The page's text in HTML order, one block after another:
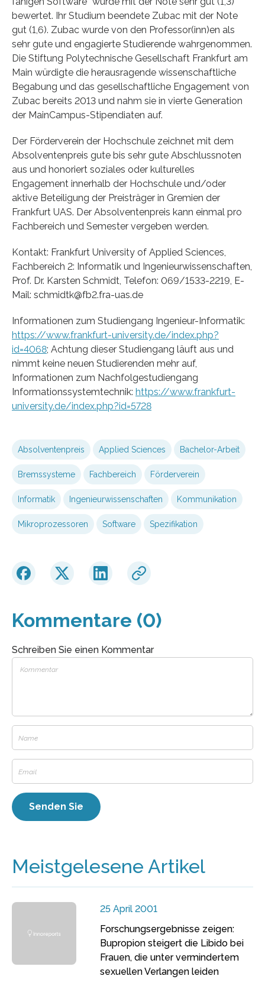
bewertet. Ihr Studium beendete Zubac mit der Note
gut (1,6). Zubac wurde von den Professor(inn)en als
sehr gute und engagierte Studierende wahrgenommen.
Die Stiftung Polytechnische Gesellschaft Frankfurt am
Main würdigte die herausragende wissenschaftliche
Begabung und das gesellschaftliche Engagement von
Zubac bereits 2013 und nahm sie in vierte Generation
der MainCampus-Stipendiaten auf.
Der Förderverein der Hochschule zeichnet mit dem
Absolventenpreis gute bis sehr gute Abschlussnoten
aus und honoriert soziales oder kulturelles
Engagement innerhalb der Hochschule und/oder
aktive Beteiligung der Preisträger in Gremien der
Frankfurt UAS. Der Absolventenpreis kann einmal pro
Fachbereich und Semester vergeben werden.
Kontakt: Frankfurt University of Applied Sciences,
Fachbereich 2: Informatik und Ingenieurwissenschaften,
Prof. Dr. Karsten Schmidt, Telefon: 069/1533-2219, E-
Mail: schmidtk@fb2.fra-uas.de
Informationen zum Studiengang Ingenieur-Informatik:
https://www.frankfurt-university.de/index.php?
id=4068; Achtung dieser Studiengang läuft aus und
nimmt keine neuen Studierenden mehr auf,
Informationen zum Nachfolgestudiengang
Informationssystemtechnik: https://www.frankfurt-
university.de/index.php?id=5728
Absolventenpreis Applied Sciences Bachelor-Arbeit
Bremssysteme Fachbereich Förderverein
Informatik Ingenieurwissenschaften Kommunikation
Mikroprozessoren Software Spezifikation
Kommentare (0)
Schreiben Sie einen Kommentar
Meistgelesene Artikel
25 April 2001
Forschungsergebnisse zeigen:
Bupropion steigert die Libido bei
Frauen, die unter vermindertem
sexuellen Verlangen leiden